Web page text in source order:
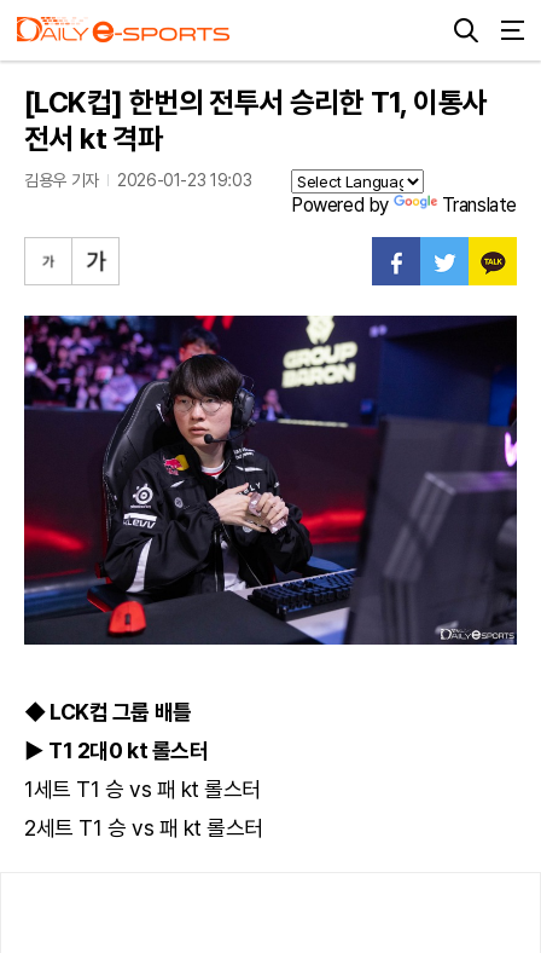
[LCK컵] 한번의 전투서 승리한 T1, 이통사
전서 kt 격파
김용우 기자 2026-01-23 19:03
Powered by Translate
◆ LCK컵 그룹 배틀
▶ T1 2대0 kt 롤스터
1세트 T1 승 vs 패 kt 롤스터
2세트 T1 승 vs 패 kt 롤스터